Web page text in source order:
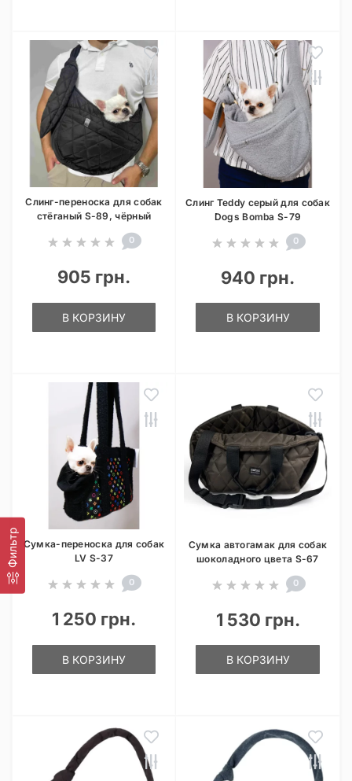
Фильтр
Слинг-переноска для собак
стёганый S-89, чёрный
0
905 грн.
В КОРЗИНУ
Слинг Teddy серый для собак
Dogs Bomba S-79
0
940 грн.
В КОРЗИНУ
Сумка-переноска для собак
LV S-37
0
1 250 грн.
В КОРЗИНУ
Сумка автогамак для собак
шоколадного цвета S-67
0
1 530 грн.
В КОРЗИНУ